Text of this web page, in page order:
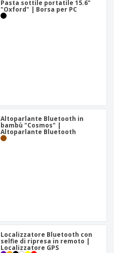
Pasta sottile portatile 15.6"
"Oxford" | Borsa per PC
Altoparlante Bluetooth in
bambù "Cosmos" |
Altoparlante Bluetooth
Localizzatore Bluetooth con
selfie di ripresa in remoto |
Localizzatore GPS